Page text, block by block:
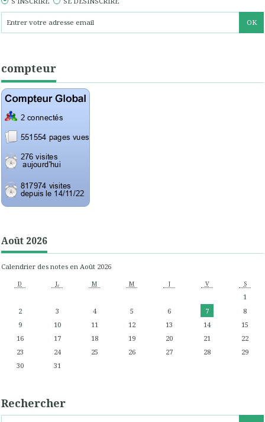
compteur
Août 2026
Calendrier des notes en Août 2026
D L M M J V S
1
2
3 4 5 6 7
8
9
10 11 12 13 14
15
16
17 18 19 20 21
22
23
24 25 26 27 28
29
30
31
Rechercher